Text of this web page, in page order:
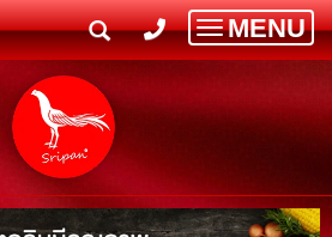
Toggle
MENU